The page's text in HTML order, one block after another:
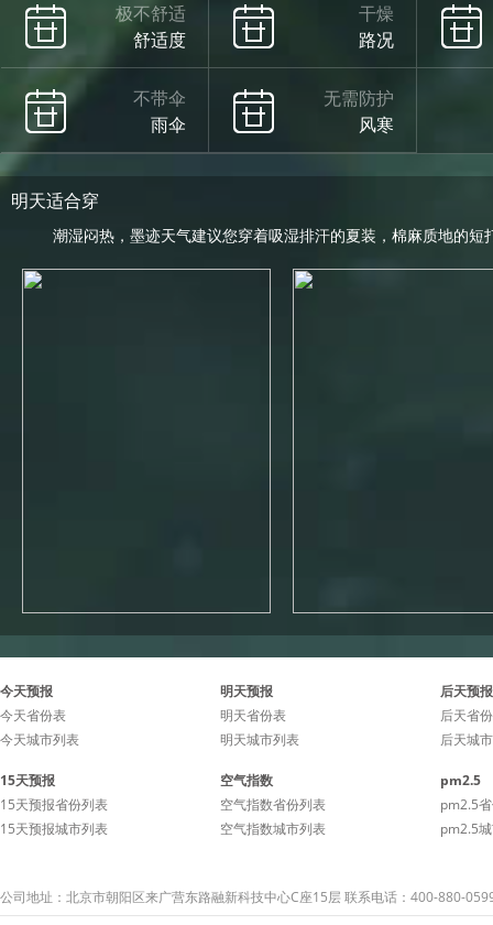
极不舒适
舒适度
干燥
路况
不带伞
雨伞
无需防护
风寒
明天适合穿
潮湿闷热，墨迹天气建议您穿着吸湿排汗的夏装，棉麻质地的短
今天预报
今天省份表
今天城市列表
明天预报
明天省份表
明天城市列表
后天预报
后天省
后天城
15天预报
15天预报省份列表
15天预报城市列表
空气指数
空气指数省份列表
空气指数城市列表
pm2.5
pm2.5
pm2.5
公司地址：北京市朝阳区来广营东路融新科技中心C座15层 联系电话：400-880-